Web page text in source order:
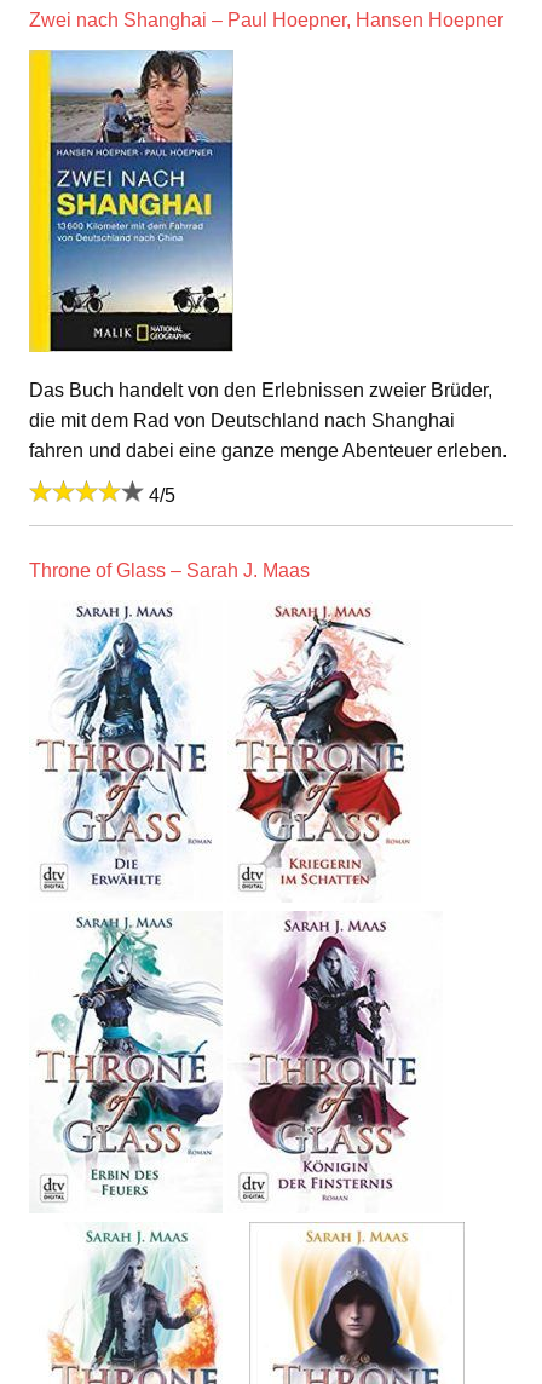
Zwei nach Shanghai – Paul Hoepner, Hansen Hoepner
Das Buch handelt von den Erlebnissen zweier Brüder,
die mit dem Rad von Deutschland nach Shanghai
fahren und dabei eine ganze menge Abenteuer erleben.
4/5
Throne of Glass – Sarah J. Maas